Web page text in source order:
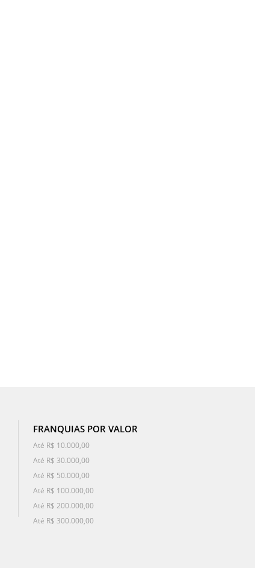
FRANQUIAS POR VALOR
Até R$ 10.000,00
Até R$ 30.000,00
Até R$ 50.000,00
Até R$ 100.000,00
Até R$ 200.000,00
Até R$ 300.000,00